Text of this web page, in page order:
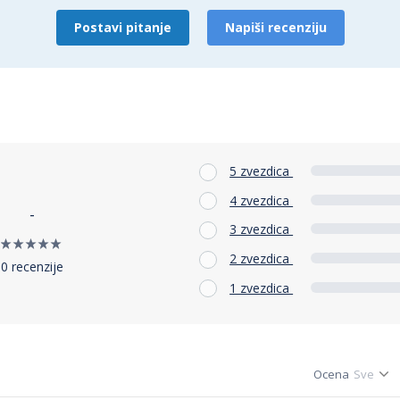
Postavi pitanje Napiši recenziju
-
0 recenzije
5 zvezdica
4 zvezdica
3 zvezdica
2 zvezdica
1 zvezdica
Ocena